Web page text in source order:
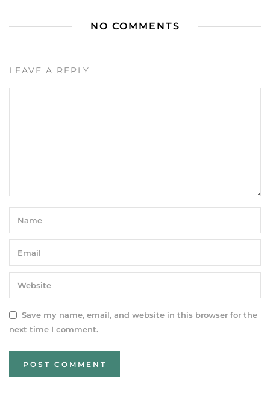
NO COMMENTS
LEAVE A REPLY
Save my name, email, and website in this browser for the
next time I comment.